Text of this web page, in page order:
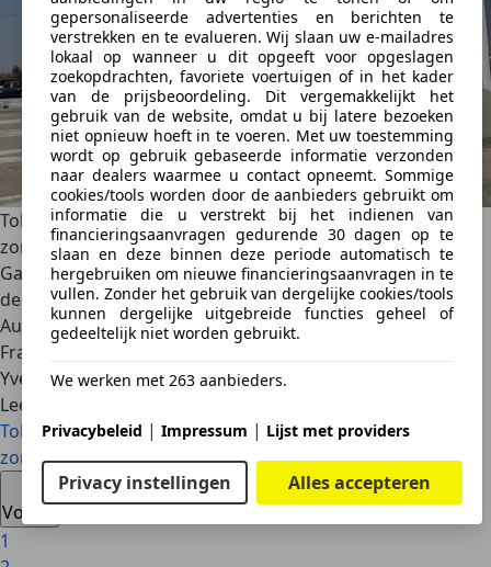
gepersonaliseerde advertenties en berichten te
verstrekken en te evalueren. Wij slaan uw e-mailadres
lokaal op wanneer u dit opgeeft voor opgeslagen
zoekopdrachten, favoriete voertuigen of in het kader
van de prijsbeoordeling. Dit vergemakkelijkt het
gebruik van de website, omdat u bij latere bezoeken
niet opnieuw hoeft in te voeren. Met uw toestemming
wordt op gebruik gebaseerde informatie verzonden
naar dealers waarmee u contact opneemt. Sommige
cookies/tools worden door de aanbieders gebruikt om
informatie die u verstrekt bij het indienen van
financieringsaanvragen gedurende 30 dagen op te
slaan en deze binnen deze periode automatisch te
hergebruiken om nieuwe financieringsaanvragen in te
vullen. Zonder het gebruik van dergelijke cookies/tools
kunnen dergelijke uitgebreide functies geheel of
gedeeltelijk niet worden gebruikt.
We werken met 263 aanbieders.
Privacybeleid | Impressum | Lijst met providers
Privacy instellingen Alles accepteren
Tolwegen Frankrijk: Alles wat je moet weten voor een
zorgeloze reis!
Ga je deze zomer op reis of doorkruis je Frankrijk? Dan is
de kans groot dat je over een tolweg gaat rijden.
Autoscout24 vertelt je alles wat je moet weten over de
Franse “péage”.
Yves Wouters·24/06/2025·7 min gelezen
Lees meer
Tolwegen Frankrijk: Alles wat je moet weten voor een
zorgeloze reis!
Vorige
1